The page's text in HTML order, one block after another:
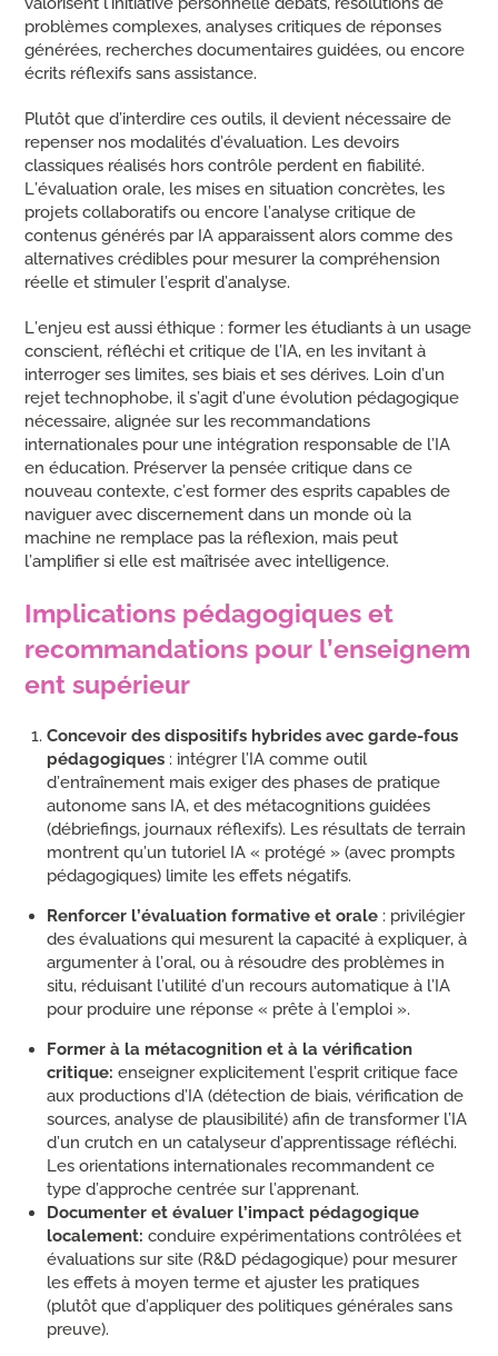
problèmes complexes, analyses critiques de réponses
générées, recherches documentaires guidées, ou encore
écrits réflexifs sans assistance.
Plutôt que d’interdire ces outils, il devient nécessaire de
repenser nos modalités d’évaluation. Les devoirs
classiques réalisés hors contrôle perdent en fiabilité.
L’évaluation orale, les mises en situation concrètes, les
projets collaboratifs ou encore l’analyse critique de
contenus générés par IA apparaissent alors comme des
alternatives crédibles pour mesurer la compréhension
réelle et stimuler l’esprit d’analyse.
L’enjeu est aussi éthique : former les étudiants à un usage
conscient, réfléchi et critique de l’IA, en les invitant à
interroger ses limites, ses biais et ses dérives. Loin d’un
rejet technophobe, il s’agit d’une évolution pédagogique
nécessaire, alignée sur les recommandations
internationales pour une intégration responsable de l’IA
en éducation. Préserver la pensée critique dans ce
nouveau contexte, c’est former des esprits capables de
naviguer avec discernement dans un monde où la
machine ne remplace pas la réflexion, mais peut
l’amplifier si elle est maîtrisée avec intelligence.
Implications pédagogiques et
recommandations pour l’enseignem
ent supérieur
Concevoir des dispositifs hybrides avec garde-fous
pédagogiques : intégrer l’IA comme outil
d’entraînement mais exiger des phases de pratique
autonome sans IA, et des métacognitions guidées
(débriefings, journaux réflexifs). Les résultats de terrain
montrent qu’un tutoriel IA « protégé » (avec prompts
pédagogiques) limite les effets négatifs.
Renforcer l’évaluation formative et orale : privilégier
des évaluations qui mesurent la capacité à expliquer, à
argumenter à l’oral, ou à résoudre des problèmes in
situ, réduisant l’utilité d’un recours automatique à l’IA
pour produire une réponse « prête à l’emploi ».
Formerà la métacognition et à la vérification
critique:enseigner explicitement l’esprit critique face
aux productions d’IA (détection de biais, vérification de
sources, analyse de plausibilité) afin de transformer l’IA
d’un crutch en un catalyseur d’apprentissage réfléchi.
Les orientations internationales recommandent ce
type d’approche centrée sur l’apprenant.
Documenter et évaluer l’impact pédagogique
localement: conduire expérimentations contrôlées et
évaluations sur site (R&D pédagogique) pour mesurer
les effets à moyen terme et ajuster les pratiques
(plutôt que d’appliquer des politiques générales sans
preuve).